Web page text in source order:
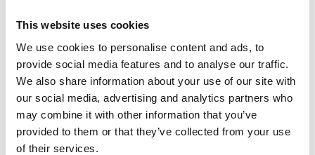
This website uses cookies
We use cookies to personalise content and ads, to
provide social media features and to analyse our traffic.
We also share information about your use of our site with
our social media, advertising and analytics partners who
may combine it with other information that you’ve
provided to them or that they’ve collected from your use
of their services.